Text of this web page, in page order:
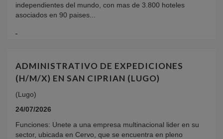
independientes del mundo, con mas de 3.800 hoteles
asociados en 90 paises...
ADMINISTRATIVO DE EXPEDICIONES
(H/M/X) EN SAN CIPRIAN (LUGO)
(Lugo)
24/07/2026
Funciones: Unete a una empresa multinacional lider en su
sector, ubicada en Cervo, que se encuentra en pleno